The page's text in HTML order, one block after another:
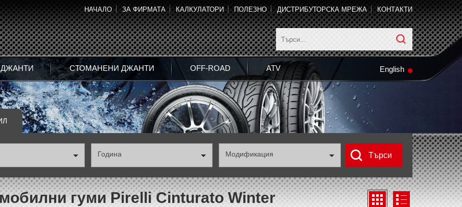
НАЧАЛО ЗА ФИРМАТА КАЛКУЛАТОРИ ПОЛЕЗНО ДИСТРИБУТОРСКА МРЕЖА КОНТАКТИ
СТОМАНЕНИ ДЖАНТИ OFF-ROAD ATV English
Година Модификация
гуми Pirelli Cinturato Winter